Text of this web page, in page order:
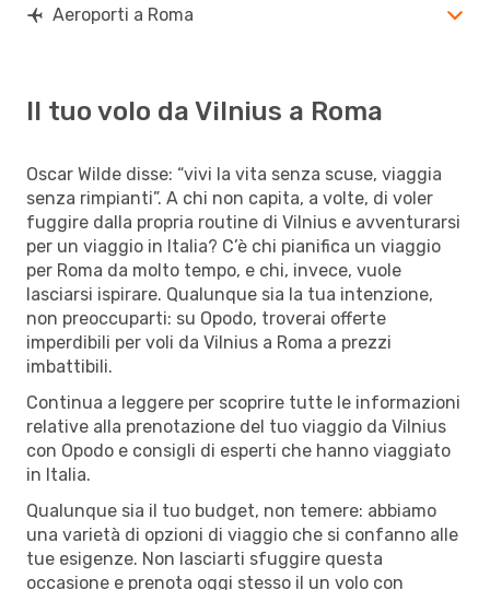
Aeroporti a Roma
Il tuo volo da Vilnius a Roma
Oscar Wilde disse: “vivi la vita senza scuse, viaggia
senza rimpianti”. A chi non capita, a volte, di voler
fuggire dalla propria routine di Vilnius e avventurarsi
per un viaggio in Italia? C’è chi pianifica un viaggio
per Roma da molto tempo, e chi, invece, vuole
lasciarsi ispirare. Qualunque sia la tua intenzione,
non preoccuparti: su Opodo, troverai offerte
imperdibili per voli da Vilnius a Roma a prezzi
imbattibili.
Continua a leggere per scoprire tutte le informazioni
relative alla prenotazione del tuo viaggio da Vilnius
con Opodo e consigli di esperti che hanno viaggiato
in Italia.
Qualunque sia il tuo budget, non temere: abbiamo
una varietà di opzioni di viaggio che si confanno alle
tue esigenze. Non lasciarti sfuggire questa
occasione e prenota oggi stesso il un volo con